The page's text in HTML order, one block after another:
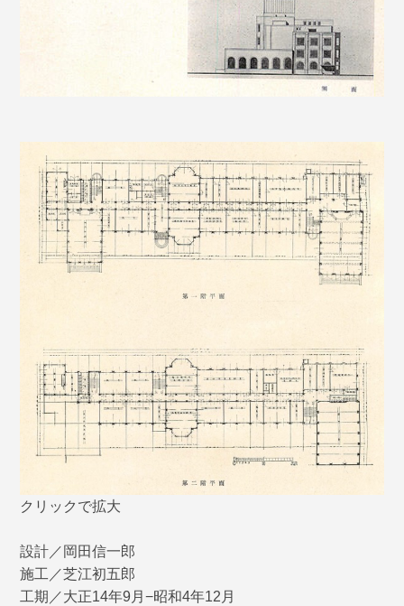
クリックで拡大
設計／岡田信一郎
施工／芝江初五郎
工期／大正14年9月−昭和4年12月